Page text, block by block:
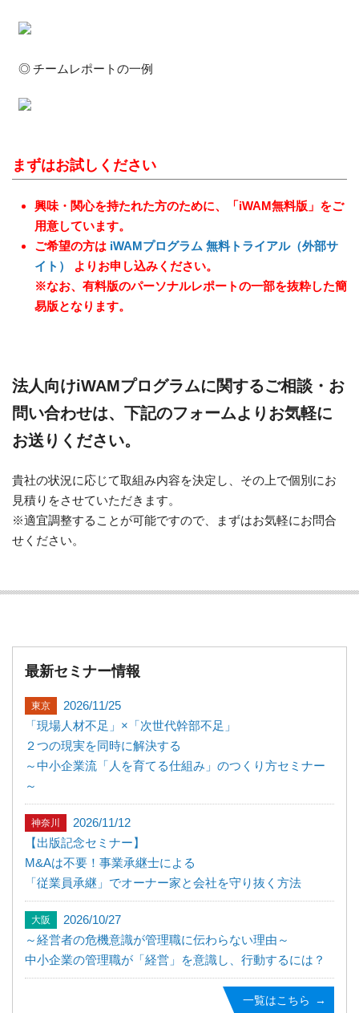
チームレポートの一例
まずはお試しください
興味・関心を持たれた方のために、「iWAM無料版」をご
用意しています。
ご希望の方は iWAMプログラム 無料トライアル（外部サ
イト）
よりお申し込みください。
※なお、有料版のパーソナルレポートの一部を抜粋した簡
易版となります。
法人向けiWAMプログラムに関するご相談・お
問い合わせは、下記のフォームよりお気軽に
お送りください。
貴社の状況に応じて取組み内容を決定し、その上で個別にお
見積りをさせていただきます。
※適宜調整することが可能ですので、まずはお気軽にお問合
せください。
最新セミナー情報
東京
2026/11/25
「現場人材不足」×「次世代幹部不足」
２つの現実を同時に解決する
～中小企業流「人を育てる仕組み」のつくり方セミナー
～
神奈川
2026/11/12
【出版記念セミナー】
M&Aは不要！事業承継士による
「従業員承継」でオーナー家と会社を守り抜く方法
大阪
2026/10/27
～経営者の危機意識が管理職に伝わらない理由～
中小企業の管理職が「経営」を意識し、行動するには？
一覧はこちら